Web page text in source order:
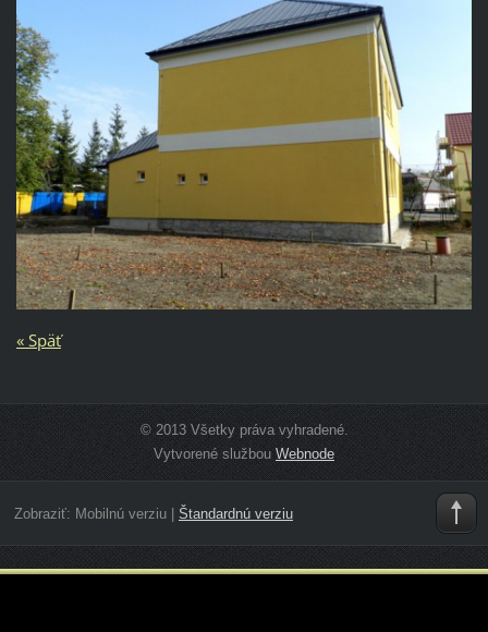
« Späť
© 2013 Všetky práva vyhradené.
Vytvorené službouWebnode
Zobraziť: Mobilnú verziu| Štandardnú verziu